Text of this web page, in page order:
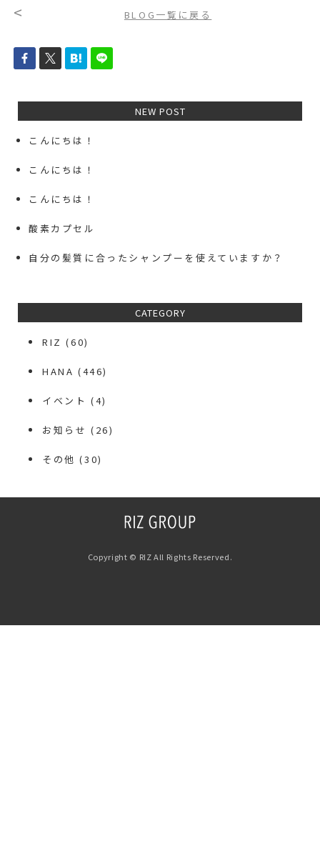
< BLOG一覧に戻る
NEW POST
こんにちは！
こんにちは！
こんにちは！
酸素カプセル
自分の髪質に合ったシャンプーを使えていますか？
CATEGORY
RIZ (60)
HANA (446)
イベント (4)
お知らせ (26)
その他 (30)
Copyright © RIZ All Rights Reserved.